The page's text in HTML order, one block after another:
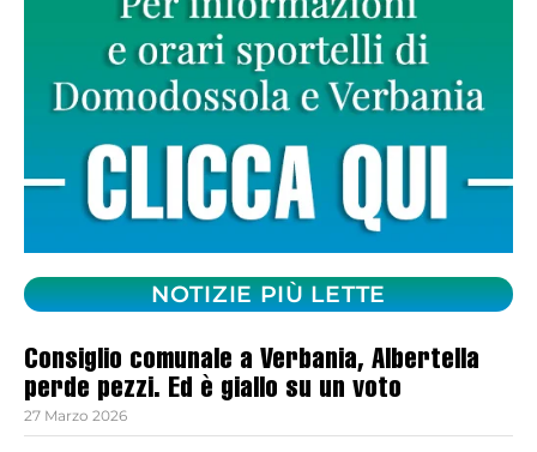
NOTIZIE PIÙ LETTE
Consiglio comunale a Verbania, Albertella
perde pezzi. Ed è giallo su un voto
27 Marzo 2026